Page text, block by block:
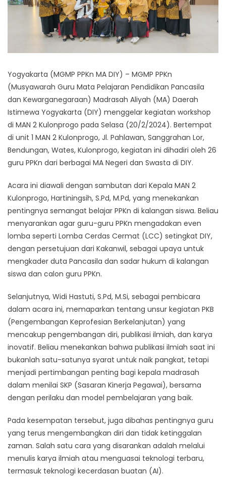
Yogyakarta (MGMP PPKn MA DIY) – MGMP PPKn
(Musyawarah Guru Mata Pelajaran Pendidikan Pancasila
dan Kewarganegaraan) Madrasah Aliyah (MA) Daerah
Istimewa Yogyakarta (DIY) menggelar kegiatan workshop
di MAN 2 Kulonprogo pada Selasa (20/2/2024). Bertempat
di unit 1 MAN 2 Kulonprogo, Jl. Pahlawan, Sanggrahan Lor,
Bendungan, Wates, Kulonprogo, kegiatan ini dihadiri oleh 26
guru PPKn dari berbagai MA Negeri dan Swasta di DIY.
Acara ini diawali dengan sambutan dari Kepala MAN 2
Kulonprogo, Hartiningsih, S.Pd, M.Pd, yang menekankan
pentingnya semangat belajar PPKn di kalangan siswa. Beliau
menyarankan agar guru-guru PPKn mengadakan even
lomba seperti Lomba Cerdas Cermat (LCC) setingkat DIY,
dengan persetujuan dari Kakanwil, sebagai upaya untuk
mengkader duta Pancasila dan sadar hukum di kalangan
siswa dan calon guru PPKn.
Selanjutnya, Widi Hastuti, S.Pd, M.Si, sebagai pembicara
dalam acara ini, memaparkan tentang unsur kegiatan PKB
(Pengembangan Keprofesian Berkelanjutan) yang
mencakup pengembangan diri, publikasi ilmiah, dan karya
inovatif. Beliau menekankan bahwa publikasi ilmiah saat ini
bukanlah satu-satunya syarat untuk naik pangkat, tetapi
menjadi pertimbangan penting bagi kepala madrasah
dalam menilai SKP (Sasaran Kinerja Pegawai), bersama
dengan perilaku dan model pembelajaran yang baik.
Pada kesempatan tersebut, juga dibahas pentingnya guru
yang terus mengembangkan diri dan tidak ketinggalan
zaman. Salah satu cara yang disarankan adalah melalui
menulis karya ilmiah atau menguasai teknologi terbaru,
termasuk teknologi kecerdasan buatan (AI).